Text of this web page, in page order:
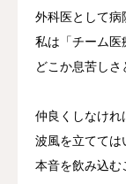
外科医として病
私は「チーム医
どこか息苦しさ
仲良くしなけれ
波風を立てては
本音を飲み込む